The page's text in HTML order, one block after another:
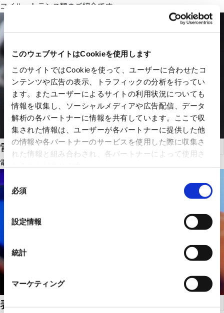
このウェブサイトはCookieを使用します
このサイトではCookieを使って、ユーザーに合わせたコ
ンテンツや広告の表示、トラフィックの分析を行ってい
ます。またユーザーによるサイトの利用状況についても
情報を収集し、ソーシャルメディアや広告配信、データ
解析の各パートナーに情報を共有しています。ここで収
集された情報は、ユーザーが各パートナーに提供した他
の情報や各パートナーのサービスを使用した際に収集さ
れた情報と組み合わされ、各パートナーによって使用さ
必須
設定情報
統計
マーケティング
コイル、トランス類のご紹介です。
電線・ケーブル・ヒータ類
電線、ケーブル、ヒータのご紹介です。
表示デバイス